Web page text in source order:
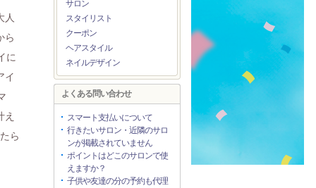
人
ら
に
イ
ら
サロン
スタイリスト
クーポン
ヘアスタイル
ネイルデザイン
よくある問い合わせ
スマート支払いについて
行きたいサロン・近隣のサロ
ンが掲載されていません
ポイントはどこのサロンで使
えますか？
子供や友達の分の予約も代理